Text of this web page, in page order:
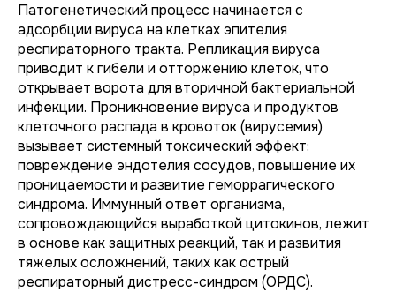
Патогенетический процесс начинается с
адсорбции вируса на клетках эпителия
респираторного тракта. Репликация вируса
приводит к гибели и отторжению клеток, что
открывает ворота для вторичной бактериальной
инфекции. Проникновение вируса и продуктов
клеточного распада в кровоток (вирусемия)
вызывает системный токсический эффект:
повреждение эндотелия сосудов, повышение их
проницаемости и развитие геморрагического
синдрома. Иммунный ответ организма,
сопровождающийся выработкой цитокинов, лежит
в основе как защитных реакций, так и развития
тяжелых осложнений, таких как острый
респираторный дистресс-синдром (ОРДС).